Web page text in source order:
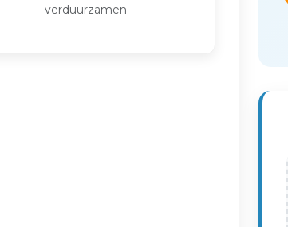
verduurzamen